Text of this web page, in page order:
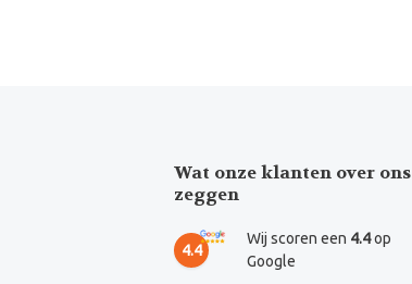
Wat onze klanten over ons
zeggen
4.4
Wij scoren een 4.4op
Google